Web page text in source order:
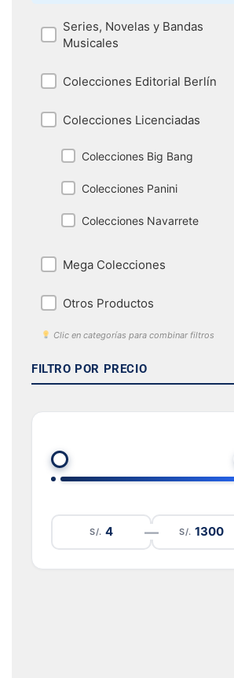
Series, Novelas y Bandas
Musicales
Colecciones Editorial Berlín
Colecciones Licenciadas
Colecciones Big Bang
Colecciones Panini
Colecciones Navarrete
Mega Colecciones
Otros Productos
Clic en categorías para combinar filtros
FILTRO POR PRECIO
4 1300